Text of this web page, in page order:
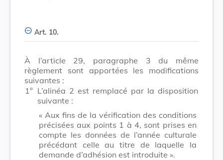
Art. 10.
À l’article 29, paragraphe 3 du même
règlement sont apportées les modifications
suivantes :
1° L’alinéa 2 est remplacé par la disposition
suivante :
« Aux fins de la vérification des conditions
précisées aux points 1 à 4, sont prises en
compte les données de l’année culturale
précédant celle au titre de laquelle la
demande d’adhésion est introduite ».